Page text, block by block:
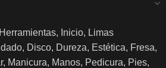
Herramientas, Inicio, Limas
, Disco, Dureza, Estética, Fresa,
, Manicura, Manos, Pedicura, Pies,